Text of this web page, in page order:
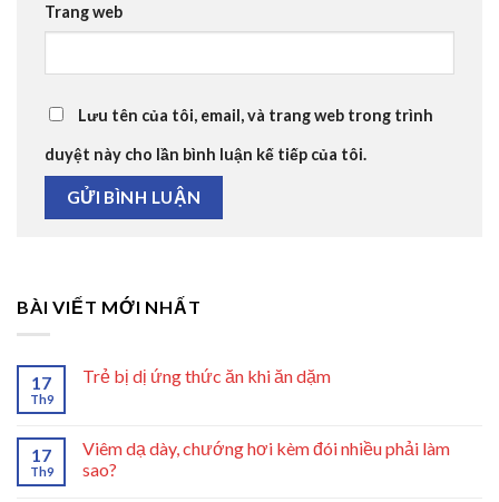
Trang web
Lưu tên của tôi, email, và trang web trong trình
duyệt này cho lần bình luận kế tiếp của tôi.
BÀI VIẾT MỚI NHẤT
17
Th9
Trẻ bị dị ứng thức ăn khi ăn dặm
17
Th9
Viêm dạ dày, chướng hơi kèm đói nhiều phải làm
sao?